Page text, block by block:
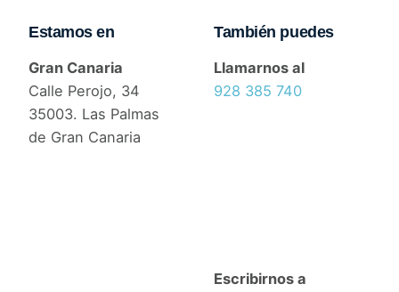
Estamos en
Gran Canaria
Calle Perojo, 34
35003. Las Palmas
de Gran Canaria
También puedes
Llamarnos al
928 385 740
Escribirnos a